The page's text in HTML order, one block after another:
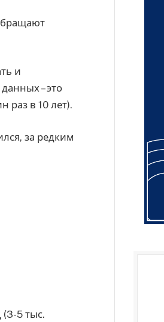
и
– это
раз в 10 лет).
за редким
5 тыс.